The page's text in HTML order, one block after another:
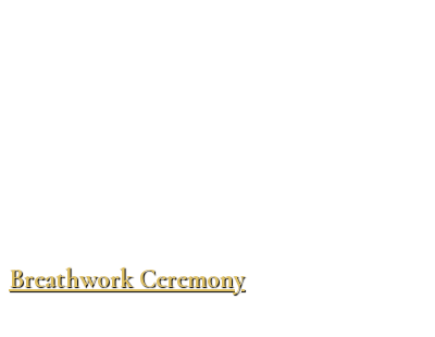
Breathwork Ceremony